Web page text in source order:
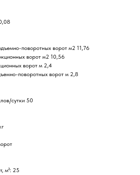
поворотных ворот м2 11,76
ворот м2 10,56
ворот м 2,4
поворотных ворот м 2,8
сутки 50
м²: 25